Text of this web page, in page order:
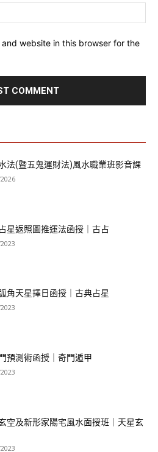
and website in this browser for the
法(暨五鬼運財法)風水職業班影音課
星返照圖推運法函授｜古占
角天星擇日函授｜古典占星
預測術函授｜奇門遁甲
空及新形家陽宅風水面授班｜天星玄